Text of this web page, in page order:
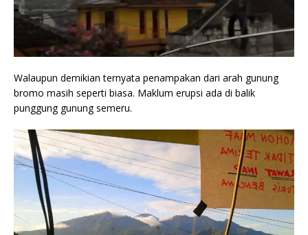
Walaupun demikian ternyata penampakan dari arah gunung
bromo masih seperti biasa. Maklum erupsi ada di balik
punggung gunung semeru.